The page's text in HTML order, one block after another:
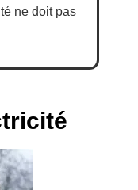
ne doit pas